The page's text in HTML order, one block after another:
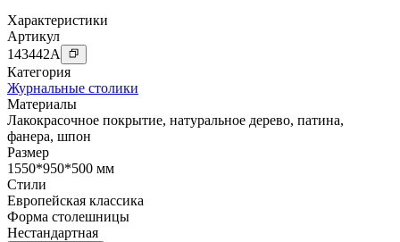
Характеристики
Артикул
143442A
Категория
Журнальные столики
Материалы
Лакокрасочное покрытие, натуральное дерево, патина,
фанера, шпон
Размер
1550*950*500 мм
Стили
Европейская классика
Форма столешницы
Нестандартная